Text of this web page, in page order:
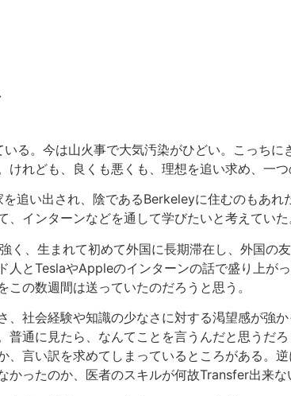
る。今は山火事で大気汚染がひどい。こっち
けれども、良くも悪くも、理想を追い求め、一
追い出され、陰であるBerkeleyに住むのもあ
インターンなどを通して学びたいと考えていた
く、生まれて初めて外国に長期滞在し、外国
人とTeslaやAppleのインターンの話で盛り上が
の数週間は送っていたのだろうと思う。
、社会経験や知識の少なさに対する渇望感が強
普通に見たら、なんてことを言うんだと思うだ
、言い訳を求めてしまっているところがある。
かったのか、医者のスキルが何故Transfer出来な